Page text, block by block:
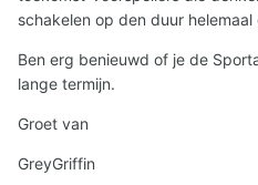
schakelen op den duur
Ben erg benieuwd of je de
lange termijn.
Groet van
GreyGriffin